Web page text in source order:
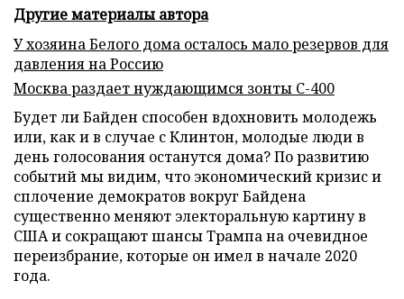
Другие материалы автора
У хозяина Белого дома осталось мало резервов для
давления на Россию
Москва раздает нуждающимся зонты С-400
Будет ли Байден способен вдохновить молодежь
или, как и в случае с Клинтон, молодые люди в
день голосования останутся дома? По развитию
событий мы видим, что экономический кризис и
сплочение демократов вокруг Байдена
существенно меняют электоральную картину в
США и сокращают шансы Трампа на очевидное
переизбрание, которые он имел в начале 2020
года.